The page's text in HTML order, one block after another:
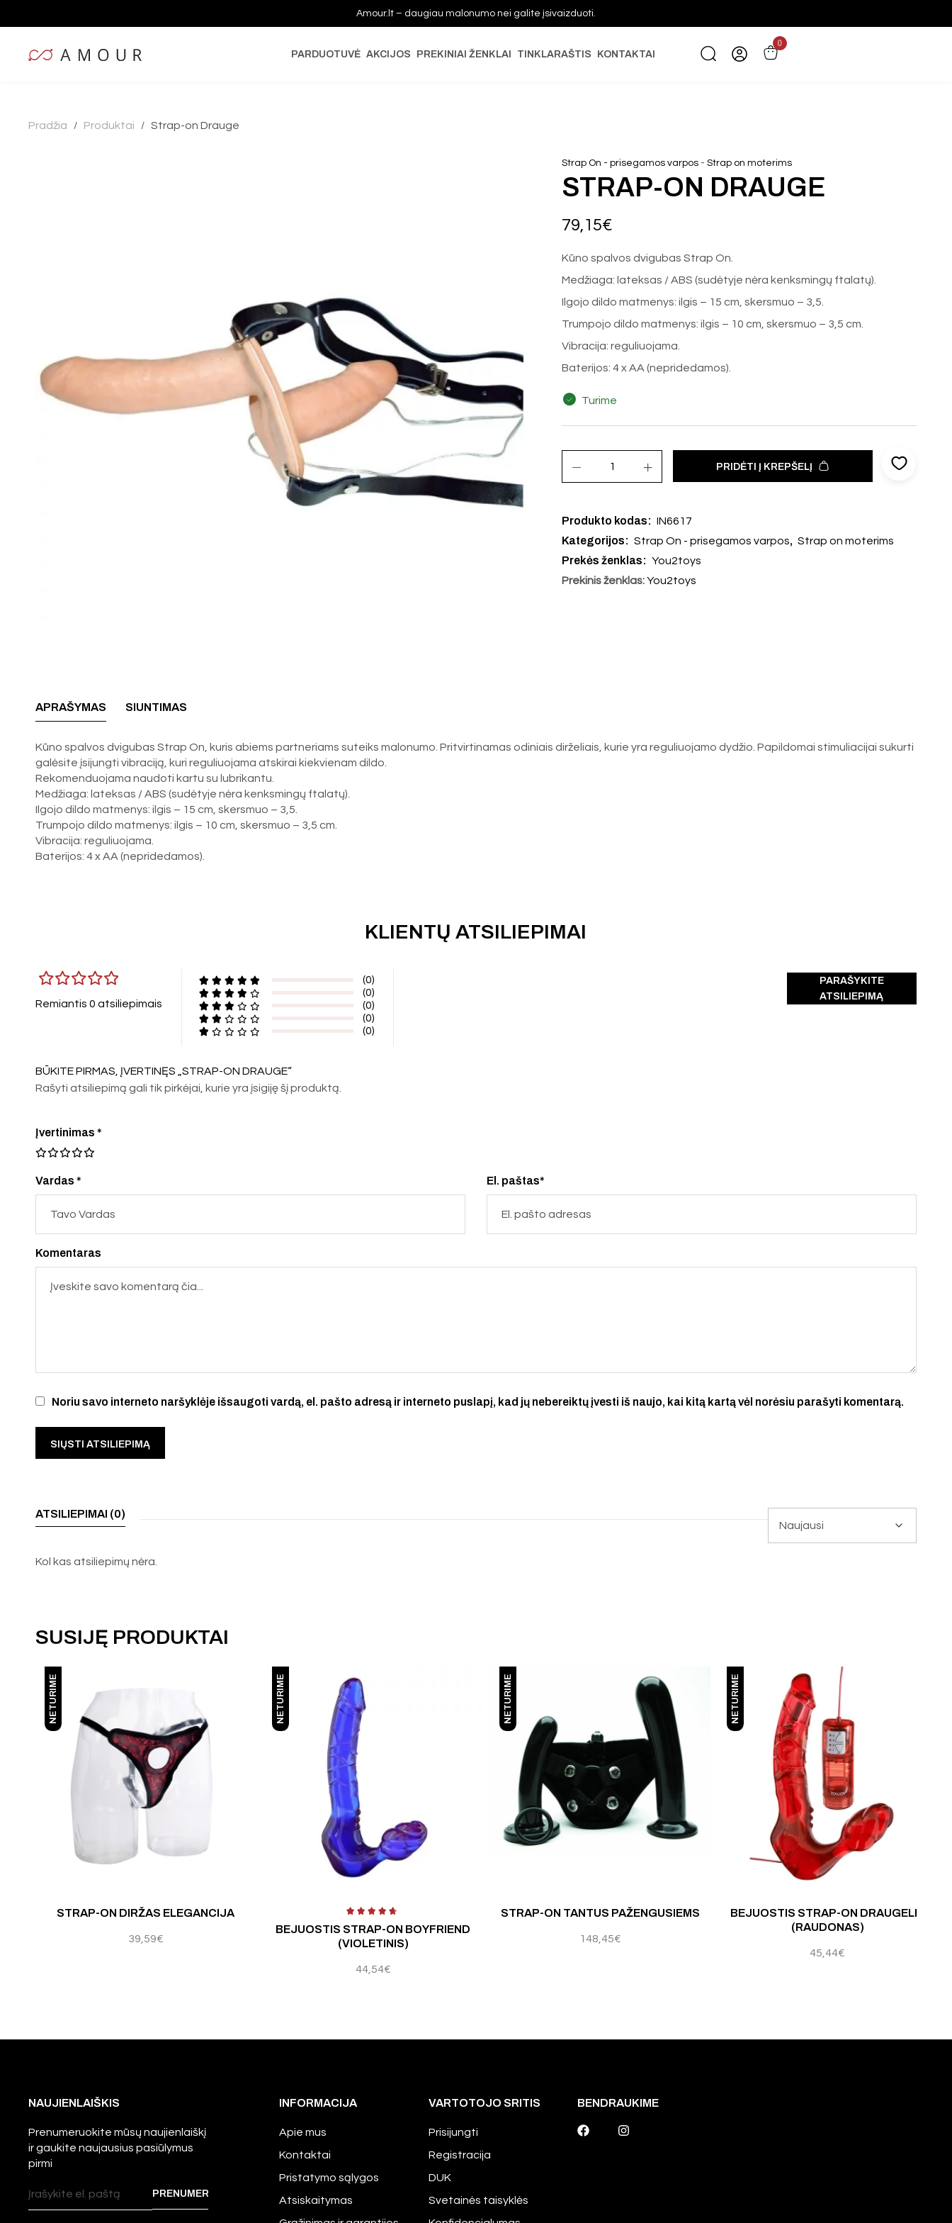
Amour.lt – daugiau malonumo nei galite įsivaizduoti.
PARDUOTUVĖ AKCIJOS PREKINIAI ŽENKLAI TINKLARAŠTIS KONTAKTAI
0
Pradžia / Produktai / Strap-on Drauge
Strap On - prisegamos varpos -Strap on moterims
STRAP-ON DRAUGE
79,15€
Kūno spalvos dvigubas Strap On.
Medžiaga: lateksas / ABS (sudėtyje nėra kenksmingų ftalatų).
Ilgojo dildo matmenys: ilgis – 15 cm, skersmuo – 3,5.
Trumpojo dildo matmenys: ilgis – 10 cm, skersmuo – 3,5 cm.
Vibracija: reguliuojama.
Baterijos: 4 x AA (nepridedamos).
Turime
PRIDĖTI Į KREPŠELĮ
Produkto kodas: IN6617
Kategorijos: Strap On - prisegamos varpos, Strap on moterims
Prekės ženklas: You2toys
Prekinis ženklas:You2toys
APRAŠYMAS SIUNTIMAS
Kūno spalvos dvigubas Strap On, kuris abiems partneriams suteiks malonumo. Pritvirtinamas odiniais dirželiais, kurie yra reguliuojamo dydžio. Papildomai stimuliacijai sukurti
galėsite įsijungti vibraciją, kuri reguliuojama atskirai kiekvienam dildo.
Rekomenduojama naudoti kartu su lubrikantu.
Medžiaga: lateksas / ABS (sudėtyje nėra kenksmingų ftalatų).
Ilgojo dildo matmenys: ilgis – 15 cm, skersmuo – 3,5.
Trumpojo dildo matmenys: ilgis – 10 cm, skersmuo – 3,5 cm.
Vibracija: reguliuojama.
Baterijos: 4 x AA (nepridedamos).
KLIENTŲ ATSILIEPIMAI
Remiantis 0 atsiliepimais
(0)
(0)
(0)
(0)
(0)
PARAŠYKITE
ATSILIEPIMĄ
BŪKITE PIRMAS, ĮVERTINĘS „STRAP-ON DRAUGE“
Rašyti atsiliepimą gali tik pirkėjai, kurie yra įsigiję šį produktą.
Vardas * El. paštas*
Noriu savo interneto naršyklėje išsaugoti vardą, el. pašto adresą ir interneto puslapį, kad jų nebereiktų įvesti iš naujo, kai kitą kartą vėl norėsiu parašyti komentarą.
Įvertinimas*
Komentaras
ATSILIEPIMAI (0)
Kol kas atsiliepimų nėra.
SUSIJĘ PRODUKTAI
NETURIME
STRAP-ON DIRŽAS ELEGANCIJA
39,59€
NETURIME
BEJUOSTIS STRAP-ON BOYFRIEND
(VIOLETINIS)
44,54€
NETURIME
STRAP-ON TANTUS PAŽENGUSIEMS
148,45€
NETURIME
BEJUOSTIS STRAP-ON DRAUGELIS
(RAUDONAS)
45,44€
NAUJIENLAIŠKIS
Prenumeruokite mūsų naujienlaiškį
ir gaukite naujausius pasiūlymus
pirmi
INFORMACIJA
Apie mus
Kontaktai
Pristatymo sąlygos
Atsiskaitymas
VARTOTOJO SRITIS
Prisijungti
Registracija
DUK
Svetainės taisyklės
BENDRAUKIME